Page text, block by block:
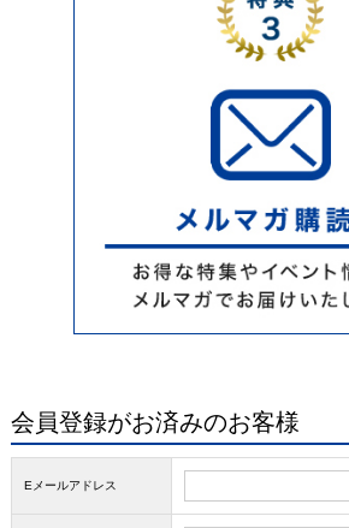
会員登録がお済みのお客様
Eメールアドレス